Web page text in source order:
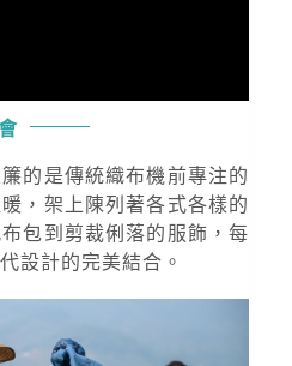
的是傳統織布機前專注的
，架上陳列著各式各樣的
包到剪裁俐落的服飾，每
設計的完美結合。